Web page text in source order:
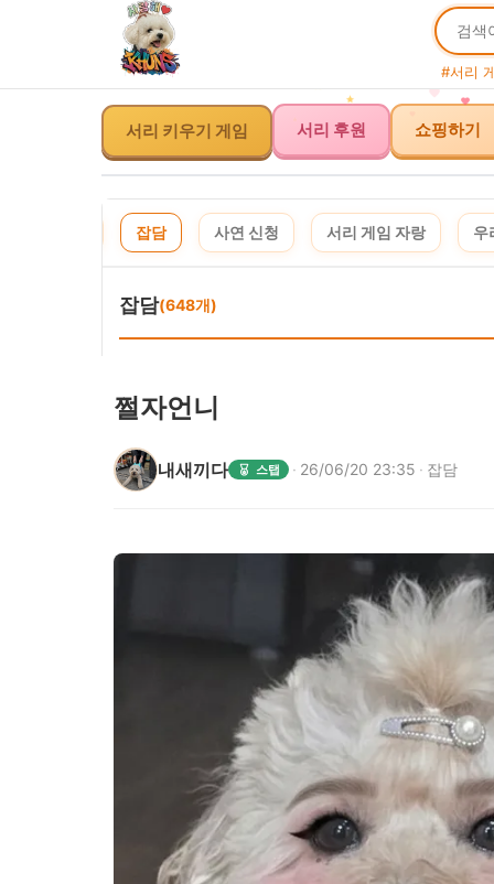
#서리
서리 키우기 게임 서리 후원 쇼핑하기
잡담 사연 신청 서리 게임 자랑 우
잡담(648개)
쩔자언니
내새끼다 스탭 · 26/06/20 23:35 · 잡담